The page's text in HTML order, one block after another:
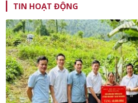
TIN HOẠT ĐỘNG